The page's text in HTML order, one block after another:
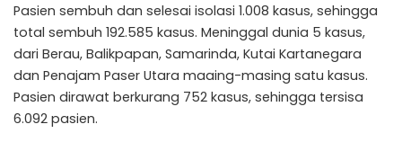
Pasien sembuh dan selesai isolasi 1.008 kasus, sehingga
total sembuh 192.585 kasus. Meninggal dunia 5 kasus,
dari Berau, Balikpapan, Samarinda, Kutai Kartanegara
dan Penajam Paser Utara maaing-masing satu kasus.
Pasien dirawat berkurang 752 kasus, sehingga tersisa
6.092 pasien.